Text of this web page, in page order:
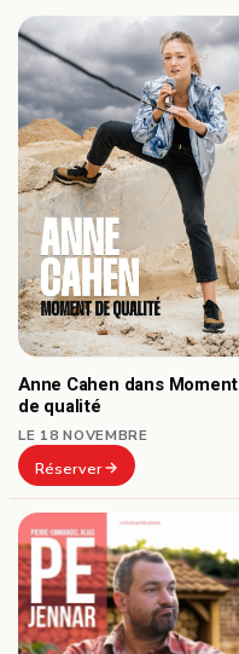
Anne Cahen dans Moment
de qualité
LE 18 NOVEMBRE
Réserver